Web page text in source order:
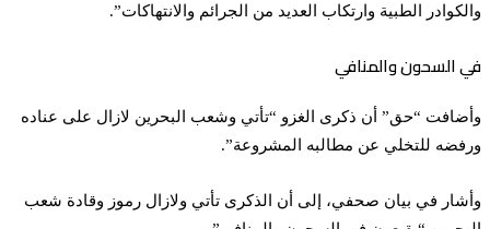
والكوادر الطبية وارتكاب العديد من الجرائم والانتهاكات”.
في السحون والمنافي
وأضافت “حق” أن ذكرى الغزو “تأتي وشعب البحرين لازال على عناده
ورفضه للتخلي عن مطالبه المشروعة”.
وأشار في بيان صحفي، إلى أن الذكرى تأتي ولازال رموز وقادة شعب